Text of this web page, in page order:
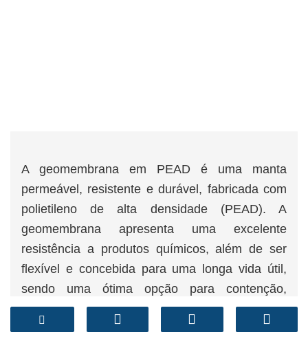
A geomembrana em PEAD é uma manta
permeável, resistente e durável, fabricada com
polietileno de alta densidade (PEAD). A
geomembrana apresenta uma excelente
resistência a produtos químicos, além de ser
flexível e concebida para uma longa vida útil,
sendo uma ótima opção para contenção,
impermeabilização e proteção. Fabricado com
matéria-prima 100% virgem sob um rigoroso